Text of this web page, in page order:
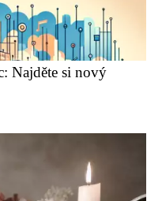
Najděte si nový